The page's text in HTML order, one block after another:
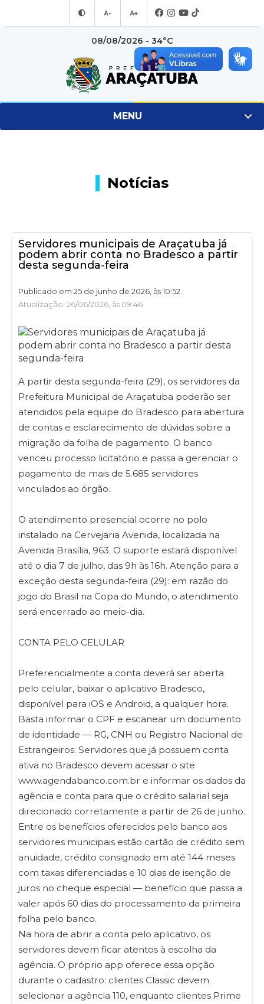
A- A+
08/08/2026 - 34°C
MENU
Notícias
Servidores municipais de Araçatuba já
podem abrir conta no Bradesco a partir
desta segunda-feira
Publicado em 25 de junho de 2026, às 10:52
Atualização: 26/06/2026, às 09:46
A partir desta segunda-feira (29), os servidores da
Prefeitura Municipal de Araçatuba poderão ser
atendidos pela equipe do Bradesco para abertura
de contas e esclarecimento de dúvidas sobre a
migração da folha de pagamento. O banco
venceu processo licitatório e passa a gerenciar o
pagamento de mais de 5.685 servidores
vinculados ao órgão.
O atendimento presencial ocorre no polo
instalado na Cervejaria Avenida, localizada na
Avenida Brasília, 963. O suporte estará disponível
até o dia 7 de julho, das 9h às 16h. Atenção para a
exceção desta segunda-feira (29): em razão do
jogo do Brasil na Copa do Mundo, o atendimento
será encerrado ao meio-dia.
CONTA PELO CELULAR
Preferencialmente a conta deverá ser aberta
pelo celular, baixar o aplicativo Bradesco,
disponível para iOS e Android, a qualquer hora.
Basta informar o CPF e escanear um documento
de identidade — RG, CNH ou Registro Nacional de
Estrangeiros. Servidores que já possuem conta
ativa no Bradesco devem acessar o site
www.agendabanco.com.br e informar os dados da
agência e conta para que o crédito salarial seja
direcionado corretamente a partir de 26 de junho.
Entre os benefícios oferecidos pelo banco aos
servidores municipais estão cartão de crédito sem
anuidade, crédito consignado em até 144 meses
com taxas diferenciadas e 10 dias de isenção de
juros no cheque especial — benefício que passa a
valer após 60 dias do processamento da primeira
folha pelo banco.
Na hora de abrir a conta pelo aplicativo, os
servidores devem ficar atentos à escolha da
agência. O próprio app oferece essa opção
durante o cadastro: clientes Classic devem
selecionar a agência 110, enquanto clientes Prime